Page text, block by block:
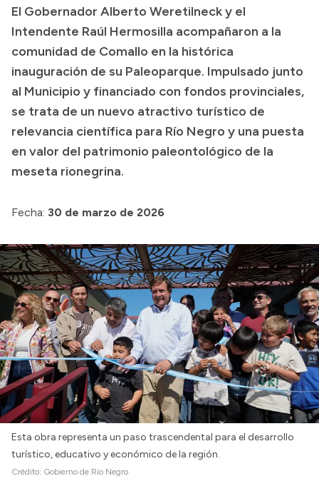
Transparencia
Inversión en Salud
Licitaciones
Consulta de expedientes
El Gobernador Alberto Weretilneck y el
Intendente Raúl Hermosilla acompañaron a la
comunidad de Comallo en la histórica
inauguración de su Paleoparque. Impulsado junto
al Municipio y financiado con fondos provinciales,
se trata de un nuevo atractivo turístico de
relevancia científica para Río Negro y una puesta
en valor del patrimonio paleontológico de la
meseta rionegrina.
Fecha: 30 de marzo de 2026
Esta obra representa un paso trascendental para el desarrollo
turístico, educativo y económico de la región.
Crédito: Gobierno de Rio Negro